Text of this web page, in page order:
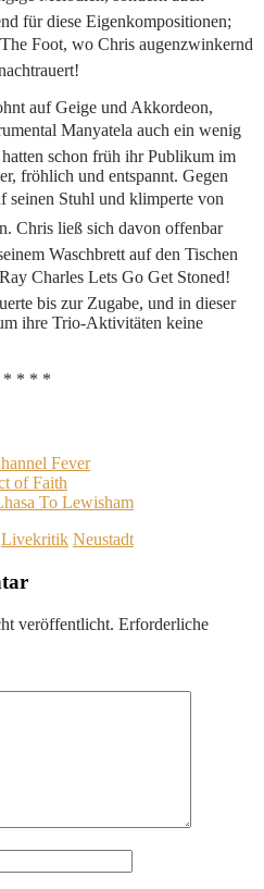
für diese Eigenkompositionen;
Foot, wo Chris augenzwinkernd
auf Geige und Akkordeon,
Manyatela auch ein wenig
schon früh ihr Publikum im
fröhlich und entspannt. Gegen
seinen Stuhl und klimperte von
Chris ließ sich davon offenbar
Waschbrett auf den Tischen
Charles Lets Go Get Stoned!
bis zur Zugabe, und in dieser
ihre Trio-Aktivitäten keine
* * * *
Fever
of Faith
To Lewisham
Livekritik Neustadt
veröffentlicht. Erforderliche